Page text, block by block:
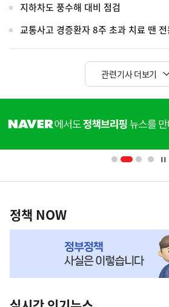
지하차도 풍수해 대비 점검
교통사고 경증환자 8주 초과 치료 땐
관련기사 더보기
단
영
책
NOW,
정책 NOW